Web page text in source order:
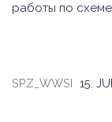
работы по схеме
SPZ_WWSI 15.